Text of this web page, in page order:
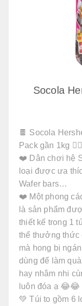
Socola
🍫 Socola
Pack gần 1kg
❤️ Dân chơi hệ
loại được ưa
Wafer bars…
❤️ Một phong
là sản phẩm
thiết kế trong 1
thể thưởng thức
mà hong bị
dùng để làm
hay nhâm nhi
luôn đóa ạ 😂😂
💚 Túi to gồm 6